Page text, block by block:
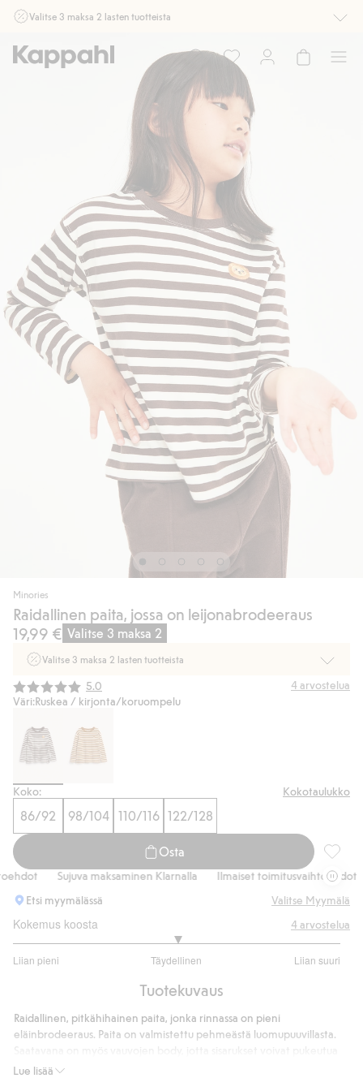
Valitse 3 maksa 2 lasten tuotteista
myymälässä ja verkossa. Ei voi yhdistää muihin alennuksiin tai tarjouksiin.
Osta nyt
Minories
Raidallinen paita, jossa on leijonabrodeeraus
19,99 € Valitse 3 maksa 2
Valitse 3 maksa 2 lasten tuotteista
Ei Newbie. Ostaessasi 2 tuotetta tai enemmän. Voimassa 3-16.8. asti
myymälässä ja verkossa. Ei voi yhdistää muihin alennuksiin tai tarjouksiin.
Keskimääräinen luokitus:
5.0 4arvostelua
Väri:Ruskea / kirjonta/koruompelu
Koko: Kokotaulukko
86/92 98/104 110/116 122/128
Osta
Sujuva maksaminen Klarnalla Ilmaiset toimitusvaihtoehdot
Etsi myymälässä
Valitse Myymälä
Kokemus koosta
Liian pieni Täydellinen Liian suuri
/
ääneen
4arvostelua
Tuotekuvaus
Lue lisää
Raidallinen, pitkähihainen paita, jonka rinnassa on pieni
eläinbrodeeraus. Paita on valmistettu pehmeästä luomupuuvillasta.
samanlaisiin vaatteisiin.